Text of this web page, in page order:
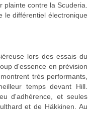
contre la Scuderia.
le différentiel électronique
lors des essais du
d'essence en prévision
très performants,
temps devant Hill.
d'adhérence, et seules
et de Häkkinen. Au